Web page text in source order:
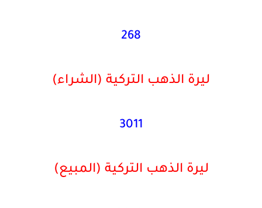
268
ليرة الذهب التركية (الشراء)
3011
ليرة الذهب التركية (المبيع)